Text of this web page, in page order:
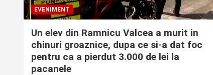
EVENIMENT
Un elev din Ramnicu Valcea a murit in
chinuri groaznice, dupa ce si-a dat foc
pentru ca a pierdut 3.000 de lei la
pacanele